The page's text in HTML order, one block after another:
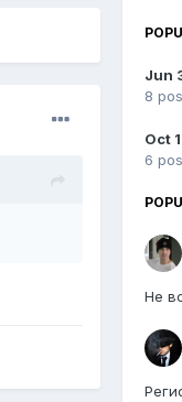
Jun
8
Oct
6
Не